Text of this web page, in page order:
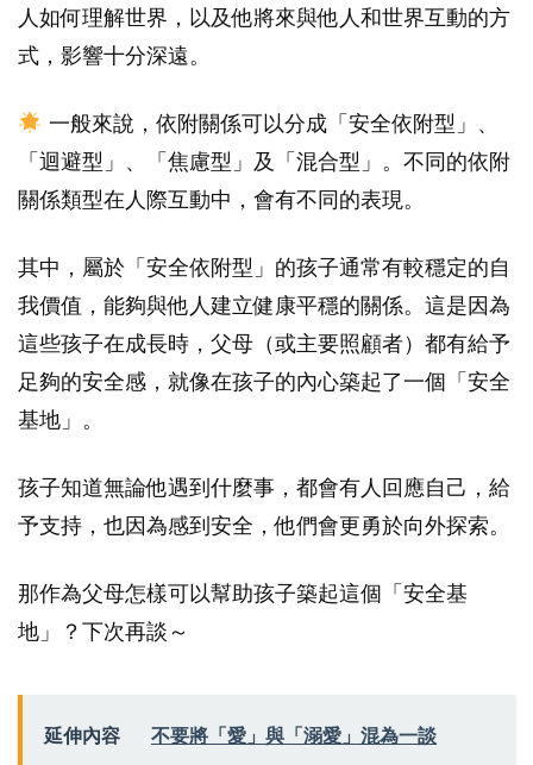
人如何理解世界，以及他將來與他人和世界互動的方
式，影響十分深遠。
一般來說，依附關係可以分成「安全依附型 」、
「迴避型」、「焦慮型」及「混合型」。不同的依附
關係類型在人際互動中，會有不同的表現。
其中，屬於「安全依附型」的孩子通常有較穩定的自
我價值，能夠與他人建立健康平穩的關係。這是因為
這些孩子在成長時，父母（或主要照顧者）都有給予
足夠的安全感，就像在孩子的內心築起了一個「安全
基地」。
孩子知道無論他遇到什麼事，都會有人回應自己，給
予支持，也因為感到安全，他們會更勇於向外探索。
那作為父母怎樣可以幫助孩子築起這個「安全基
地」？下次再談～
延伸內容 不要將「愛」與「溺愛」混為一談